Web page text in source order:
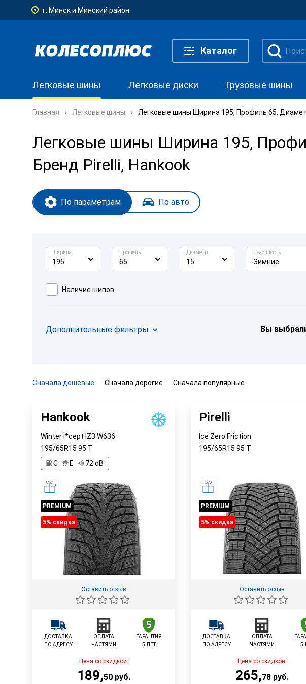
г. Минск и Минский район
Каталог
Легковые шины Легковые диски Грузовые шины
Главная Легковые шины Легковые шины Ширина 195, Профиль 65,
Легковые шины Ширина 195,
Бренд Pirelli, Hankook
По параметрам По авто
Ширина
195
Профиль
65
Диаметр
15
Сезонность
Зимние
Наличие шипов
Дополнительные фильтры Вы
Сначала дешевые Сначала дорогие Сначала популярные
Hankook
Winter i*cept IZ3 W636
195/65R15 95 T
C
E 72 dB
PREMIUM
5% cкидка
Оставить отзыв
ДОСТАВКА
ПО АДРЕСУ
ОПЛАТА
ЧАСТЯМИ
ГАРАНТИЯ
5 ЛЕТ
Цена со скидкой:
189,50руб.
Pirelli
Ice Zero Friction
195/65R15 95 T
PREMIUM
5% cкидка
Оставить отзыв
ДОСТАВКА
ПО АДРЕСУ
ОПЛАТА
ЧАСТЯМИ
5
Цена со скидкой:
265,78руб.